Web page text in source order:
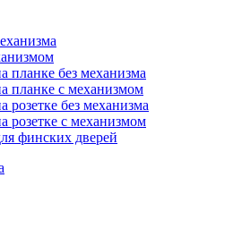
без механизма
планке с механизмом
без механизма
розетке с механизмом
финских дверей